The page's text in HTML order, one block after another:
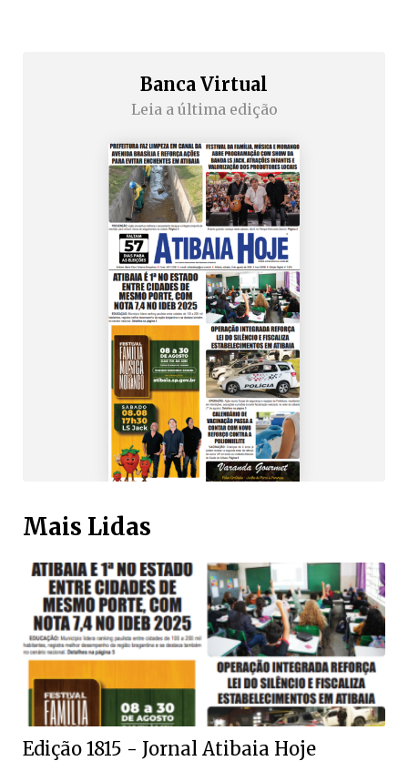
Banca Virtual
Leia a última edição
Mais Lidas
Edição 1815 - Jornal Atibaia Hoje